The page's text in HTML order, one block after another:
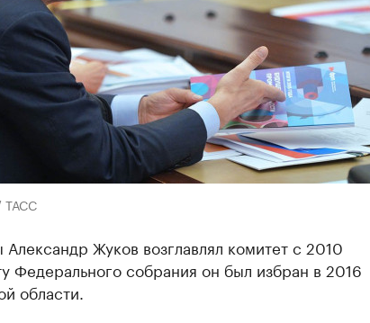
ТАСС
Жуков возглавлял комитет с 2010
Федерального собрания он был избран в 2016
области.